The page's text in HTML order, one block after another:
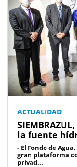
ACTUALIDAD
la fuente
- El Fondo de
gran plataforma
privad...